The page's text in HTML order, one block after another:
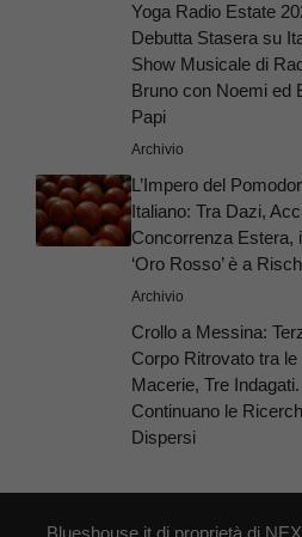
Yoga Radio Estate
Debutta Stasera su
Show Musicale di
Bruno con Noemi ed
Papi
Archivio
L’Impero del
Italiano: Tra Dazi,
Concorrenza Estera,
‘Oro Rosso’ è a
Archivio
Crollo a Messina:
Corpo Ritrovato tra le
Macerie, Tre Indagati.
Continuano le
Dispersi